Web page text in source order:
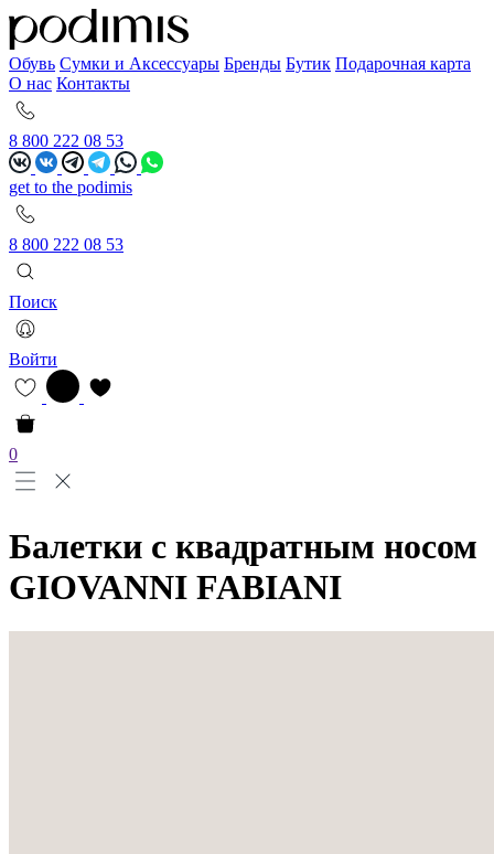
Обувь Сумки и Аксессуары Бренды Бутик Подарочная карта
О нас Контакты
8 800 222 08 53
get to the podimis
8 800 222 08 53
Поиск
Войти
0
Балетки с квадратным носом
GIOVANNI FABIANI